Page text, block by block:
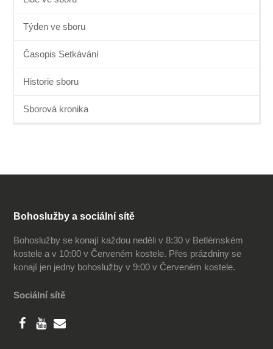
Týden ve sboru
Časopis Setkávání
Historie sboru
Sborová kronika
Bohoslužby a sociální sítě
Bohoslužby se konají každou neděli v 8:30 v Betlémském
kostele a v 10:00 v Červeném kostele. Přes prázdniny se
konají jen jedny bohoslužby v 9:00 v Červeném kostele.
Sociální sítě